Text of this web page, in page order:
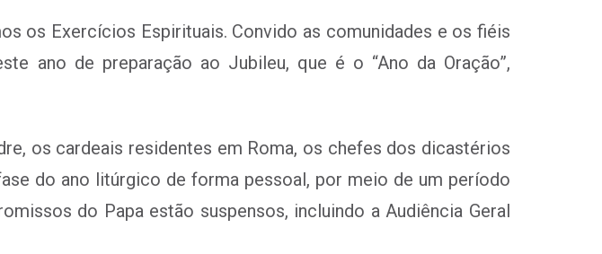
os Exercícios Espirituais. Convido as comunidades e os fiéis
ano de preparação ao Jubileu, que é o “Ano da Oração”,
os cardeais residentes em Roma, os chefes dos dicastérios
do ano litúrgico de forma pessoal, por meio de um período
do Papa estão suspensos, incluindo a Audiência Geral